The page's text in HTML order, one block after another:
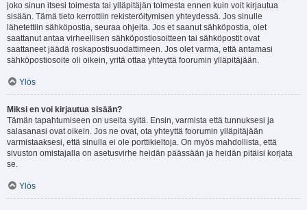
joko sinun itsesi toimesta tai ylläpitäjän toimesta ennen kuin voit kirjautua
sisään. Tämä tieto kerrottiin rekisteröitymisen yhteydessä. Jos sinulle
lähetettiin sähköpostia, seuraa ohjeita. Jos et saanut sähköpostia, olet
saattanut antaa virheellisen sähköpostiosoitteen tai sähköpostit ovat
saattaneet jäädä roskapostisuodattimeen. Jos olet varma, että antamasi
sähköpostiosoite oli oikein, yritä ottaa yhteyttä foorumin ylläpitäjään.
Ylös
Miksi en voi kirjautua sisään?
Tämän tapahtumiseen on useita syitä. Ensin, varmista että tunnuksesi ja
salasanasi ovat oikein. Jos ne ovat, ota yhteyttä foorumin ylläpitäjään
varmistaaksesi, että sinulla ei ole porttikieltoja. On myös mahdollista, että
sivuston omistajalla on asetusvirhe heidän päässään ja heidän pitäisi korjata
se.
Ylös